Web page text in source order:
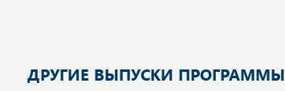
ДРУГИЕ ВЫПУСКИ ПРОГРАММЫ